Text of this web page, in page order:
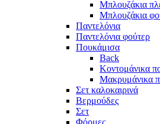
Μπλουζάκια
Μπλουζάκια
Παντελόνια
Παντελόνια φούτερ
Πουκάμισα
Back
Κοντομάνικα
Μακρυμάνικα
Σετ καλοκαιρινά
Βερμούδες
Σετ
Φόρμες